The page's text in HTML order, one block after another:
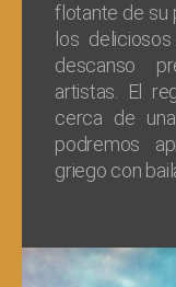
flotante de su
los
descanso
artistas. El
cerca de
podremos
griego con